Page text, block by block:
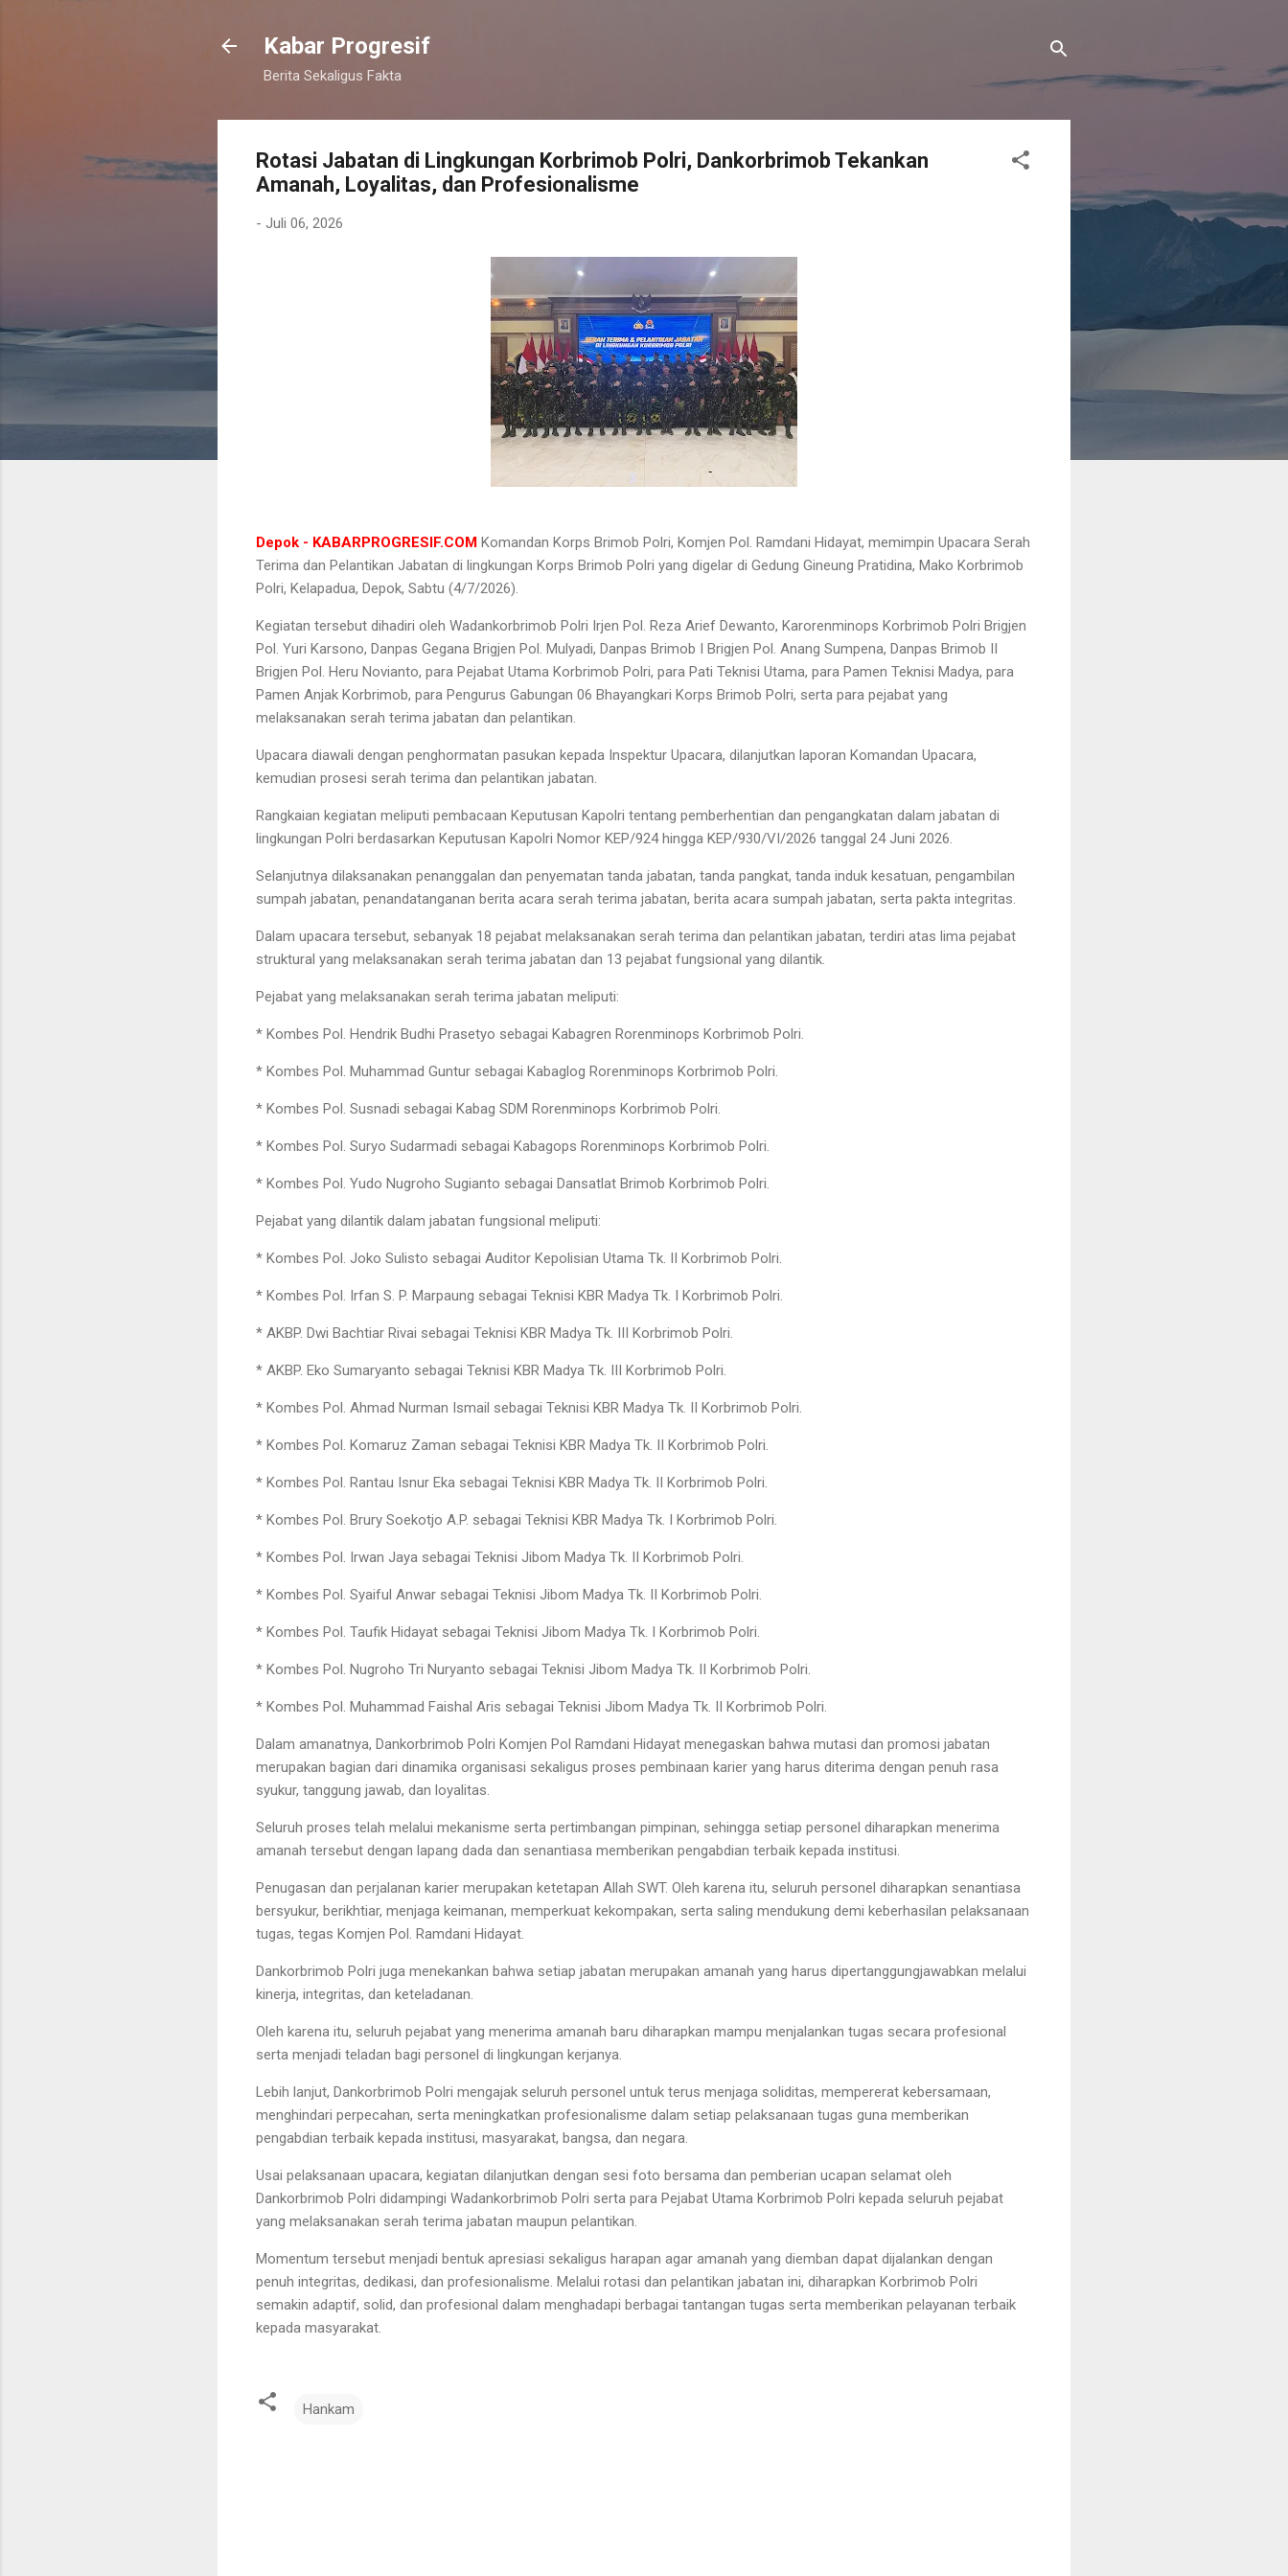
Kabar Progresif
Berita Sekaligus Fakta
Rotasi Jabatan di Lingkungan Korbrimob Polri, Dankorbrimob Tekankan
Amanah, Loyalitas, dan Profesionalisme
- Juli 06, 2026
Depok - KABARPROGRESIF.COM Komandan Korps Brimob Polri, Komjen Pol. Ramdani Hidayat, memimpin Upacara Serah
Terima dan Pelantikan Jabatan di lingkungan Korps Brimob Polri yang digelar di Gedung Gineung Pratidina, Mako Korbrimob
Polri, Kelapadua, Depok, Sabtu (4/7/2026).
Kegiatan tersebut dihadiri oleh Wadankorbrimob Polri Irjen Pol. Reza Arief Dewanto, Karorenminops Korbrimob Polri Brigjen
Pol. Yuri Karsono, Danpas Gegana Brigjen Pol. Mulyadi, Danpas Brimob I Brigjen Pol. Anang Sumpena, Danpas Brimob II
Brigjen Pol. Heru Novianto, para Pejabat Utama Korbrimob Polri, para Pati Teknisi Utama, para Pamen Teknisi Madya, para
Pamen Anjak Korbrimob, para Pengurus Gabungan 06 Bhayangkari Korps Brimob Polri, serta para pejabat yang
melaksanakan serah terima jabatan dan pelantikan.
Upacara diawali dengan penghormatan pasukan kepada Inspektur Upacara, dilanjutkan laporan Komandan Upacara,
kemudian prosesi serah terima dan pelantikan jabatan.
Rangkaian kegiatan meliputi pembacaan Keputusan Kapolri tentang pemberhentian dan pengangkatan dalam jabatan di
lingkungan Polri berdasarkan Keputusan Kapolri Nomor KEP/924 hingga KEP/930/VI/2026 tanggal 24 Juni 2026.
Selanjutnya dilaksanakan penanggalan dan penyematan tanda jabatan, tanda pangkat, tanda induk kesatuan, pengambilan
sumpah jabatan, penandatanganan berita acara serah terima jabatan, berita acara sumpah jabatan, serta pakta integritas.
Dalam upacara tersebut, sebanyak 18 pejabat melaksanakan serah terima dan pelantikan jabatan, terdiri atas lima pejabat
struktural yang melaksanakan serah terima jabatan dan 13 pejabat fungsional yang dilantik.
Pejabat yang melaksanakan serah terima jabatan meliputi:
* Kombes Pol. Hendrik Budhi Prasetyo sebagai Kabagren Rorenminops Korbrimob Polri.
* Kombes Pol. Muhammad Guntur sebagai Kabaglog Rorenminops Korbrimob Polri.
* Kombes Pol. Susnadi sebagai Kabag SDM Rorenminops Korbrimob Polri.
* Kombes Pol. Suryo Sudarmadi sebagai Kabagops Rorenminops Korbrimob Polri.
* Kombes Pol. Yudo Nugroho Sugianto sebagai Dansatlat Brimob Korbrimob Polri.
Pejabat yang dilantik dalam jabatan fungsional meliputi:
* Kombes Pol. Joko Sulisto sebagai Auditor Kepolisian Utama Tk. II Korbrimob Polri.
* Kombes Pol. Irfan S. P. Marpaung sebagai Teknisi KBR Madya Tk. I Korbrimob Polri.
* AKBP. Dwi Bachtiar Rivai sebagai Teknisi KBR Madya Tk. III Korbrimob Polri.
* AKBP. Eko Sumaryanto sebagai Teknisi KBR Madya Tk. III Korbrimob Polri.
* Kombes Pol. Ahmad Nurman Ismail sebagai Teknisi KBR Madya Tk. II Korbrimob Polri.
* Kombes Pol. Komaruz Zaman sebagai Teknisi KBR Madya Tk. II Korbrimob Polri.
* Kombes Pol. Rantau Isnur Eka sebagai Teknisi KBR Madya Tk. II Korbrimob Polri.
* Kombes Pol. Brury Soekotjo A.P. sebagai Teknisi KBR Madya Tk. I Korbrimob Polri.
* Kombes Pol. Irwan Jaya sebagai Teknisi Jibom Madya Tk. II Korbrimob Polri.
* Kombes Pol. Syaiful Anwar sebagai Teknisi Jibom Madya Tk. II Korbrimob Polri.
* Kombes Pol. Taufik Hidayat sebagai Teknisi Jibom Madya Tk. I Korbrimob Polri.
* Kombes Pol. Nugroho Tri Nuryanto sebagai Teknisi Jibom Madya Tk. II Korbrimob Polri.
* Kombes Pol. Muhammad Faishal Aris sebagai Teknisi Jibom Madya Tk. II Korbrimob Polri.
Dalam amanatnya, Dankorbrimob Polri Komjen Pol Ramdani Hidayat menegaskan bahwa mutasi dan promosi jabatan
merupakan bagian dari dinamika organisasi sekaligus proses pembinaan karier yang harus diterima dengan penuh rasa
syukur, tanggung jawab, dan loyalitas.
Seluruh proses telah melalui mekanisme serta pertimbangan pimpinan, sehingga setiap personel diharapkan menerima
amanah tersebut dengan lapang dada dan senantiasa memberikan pengabdian terbaik kepada institusi.
Penugasan dan perjalanan karier merupakan ketetapan Allah SWT. Oleh karena itu, seluruh personel diharapkan senantiasa
bersyukur, berikhtiar, menjaga keimanan, memperkuat kekompakan, serta saling mendukung demi keberhasilan pelaksanaan
tugas, tegas Komjen Pol. Ramdani Hidayat.
Dankorbrimob Polri juga menekankan bahwa setiap jabatan merupakan amanah yang harus dipertanggungjawabkan melalui
kinerja, integritas, dan keteladanan.
Oleh karena itu, seluruh pejabat yang menerima amanah baru diharapkan mampu menjalankan tugas secara profesional
serta menjadi teladan bagi personel di lingkungan kerjanya.
Lebih lanjut, Dankorbrimob Polri mengajak seluruh personel untuk terus menjaga soliditas, mempererat kebersamaan,
menghindari perpecahan, serta meningkatkan profesionalisme dalam setiap pelaksanaan tugas guna memberikan
pengabdian terbaik kepada institusi, masyarakat, bangsa, dan negara.
Usai pelaksanaan upacara, kegiatan dilanjutkan dengan sesi foto bersama dan pemberian ucapan selamat oleh
Dankorbrimob Polri didampingi Wadankorbrimob Polri serta para Pejabat Utama Korbrimob Polri kepada seluruh pejabat
yang melaksanakan serah terima jabatan maupun pelantikan.
Momentum tersebut menjadi bentuk apresiasi sekaligus harapan agar amanah yang diemban dapat dijalankan dengan
penuh integritas, dedikasi, dan profesionalisme. Melalui rotasi dan pelantikan jabatan ini, diharapkan Korbrimob Polri
semakin adaptif, solid, dan profesional dalam menghadapi berbagai tantangan tugas serta memberikan pelayanan terbaik
kepada masyarakat.
Hankam